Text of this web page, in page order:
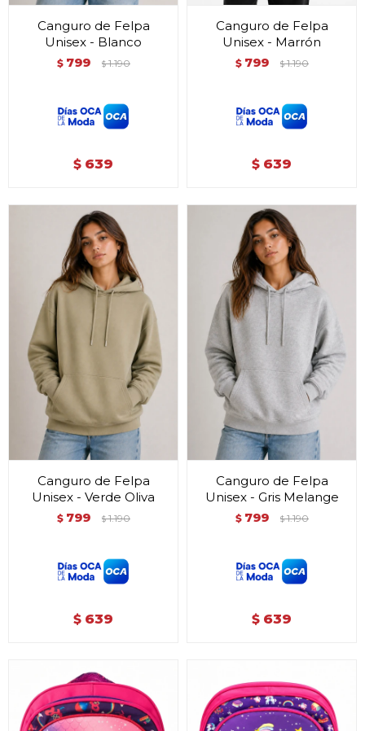
Canguro de Felpa
Unisex - Blanco
$ 799 $ 1.190
$ 639
Canguro de Felpa
Unisex - Marrón
$ 799 $ 1.190
$ 639
Canguro de Felpa
Unisex - Verde Oliva
$ 799 $ 1.190
$ 639
Canguro de Felpa
Unisex - Gris Melange
$ 799 $ 1.190
$ 639